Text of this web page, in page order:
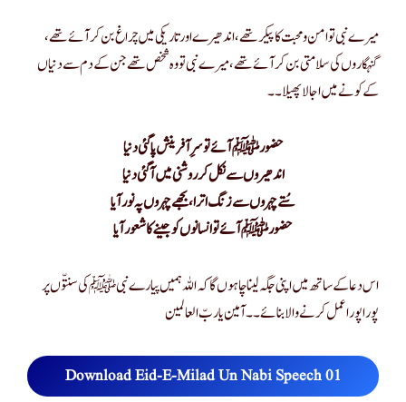
میرے نبی تو امن و محبت کا پیکر تھے، اندھیرے اور تاریکی میں چراغ بن کر آئے تھے،
گنہگاروں کی سلامتی بن کر آئے تھے، میرے نبی تو وہ شخص تھے جن کے دم سے دنیاں
کے کونے میں اجالا پھیلا ۔۔
حضور ﷺ آئے تو سرِ آفرینش پا گئی دنیا
اندھیروں سے نکل کر روشنی میں آ گئی دنیا
سُتے چہروں سے زنگ اترا، بجھے چہروں پہ نور آیا
حضور ﷺ آئے تو انسانوں کو جینے کا شعور آیا
اس دعا کے ساتھ میں اپنی جگہ لینا چاہوں گا کہ اللہ ہمیں پیارے نبی ﷺ کی سنتّوں پر
پورا پورا عمل کرنے والا بنائے ۔۔ آمین یا ربّ العالمین
Download Eid-E-Milad Un Nabi Speech 01